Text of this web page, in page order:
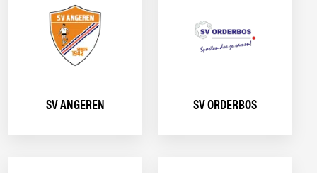
SV ANGEREN SV ORDERBOS